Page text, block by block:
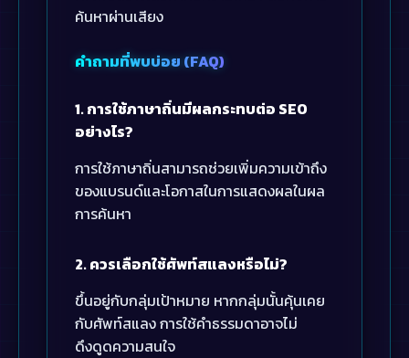
ค้นหาผ่านเสียง
คำถามที่พบบ่อย (FAQ)
1. การใช้ภาษาถิ่นมีผลกระทบต่อ SEO
อย่างไร?
การใช้ภาษาถิ่นสามารถช่วยเพิ่มความเข้าถึง
ของแบรนด์และโอกาสในการแสดงผลในผล
การค้นหา
2. ควรเลือกใช้ศัพท์สแลงหรือไม่?
ขึ้นอยู่กับกลุ่มเป้าหมาย หากกลุ่มนั้นคุ้นเคย
กับศัพท์สแลง การใช้คำธรรมดาอาจไม่
ดึงดูดความสนใจ